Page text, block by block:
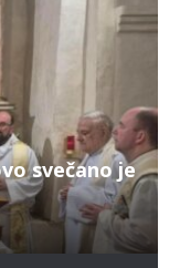
svečano je